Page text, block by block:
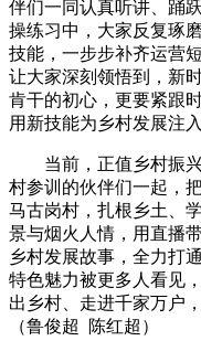
伴们一同认真听讲、踊
操练习中，大家反复琢
技能，一步步补齐运营
让大家深刻领悟到，新
肯干的初心，更要紧跟
用新技能为乡村发展注入
当前，正值乡村振
村参训的伙伴们一起，
马古岗村，扎根乡土、
景与烟火人情，用直播
乡村发展故事，全力打
特色魅力被更多人看见
出乡村、走进千家万户
（鲁俊超 陈红超）